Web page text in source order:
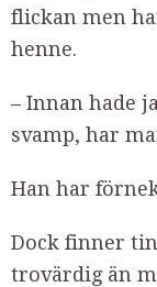
flickan men
henne.
– Innan hade
svamp, har
Han har
Dock finner
trovärdig än